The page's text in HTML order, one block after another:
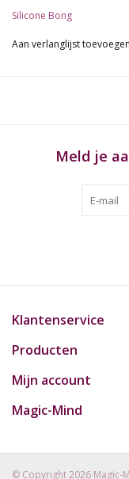
je traditionele glas kan
Materiaal: siliconen
Hoogte: 9 "(22 cm)
Siliconen bong 9 ''
Silicone Bong
Aan verlanglijst toevoegen
Meld je
Klantenservice
Producten
Mijn account
Magic-Mind
© Copyright 2026 Magic-